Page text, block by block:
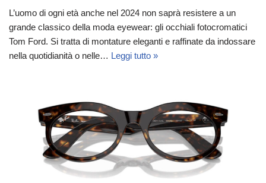
L’uomo di ogni età anche nel 2024 non saprà resistere a un
grande classico della moda eyewear: gli occhiali fotocromatici
Tom Ford. Si tratta di montature eleganti e raffinate da indossare
nella quotidianità o nelle… Leggi tutto »